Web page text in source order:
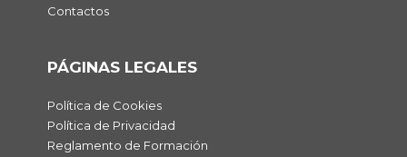
Contactos
PÁGINAS LEGALES
Política de Cookies
Política de Privacidad
Reglamento de Formación